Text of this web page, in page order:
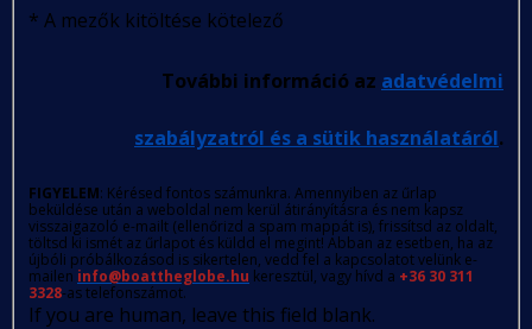
* A mezők kitöltése kötelező
További információ az adatvédelmi
szabályzatról és a sütik használatáról.
FIGYELEM: Kérésed fontos számunkra. Amennyiben az űrlap
beküldése után a weboldal nem kerül átirányításra és nem kapsz
visszaigazoló e-mailt (ellenőrizd a spam mappát is), frissítsd az oldalt,
töltsd ki ismét az űrlapot és küldd el megint! Abban az esetben, ha az
újbóli próbálkozásod is sikertelen, vedd fel a kapcsolatot velünk e-
mailen info@boattheglobe.hu keresztül, vagy hívd a +36 30 311
3328-as telefonszámot.
If you are human, leave this field blank.